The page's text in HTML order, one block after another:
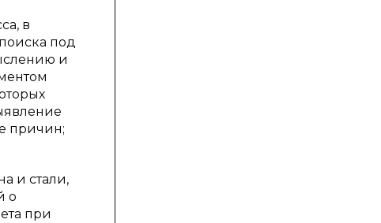
в
под
и
причин;
и стали,
о
при